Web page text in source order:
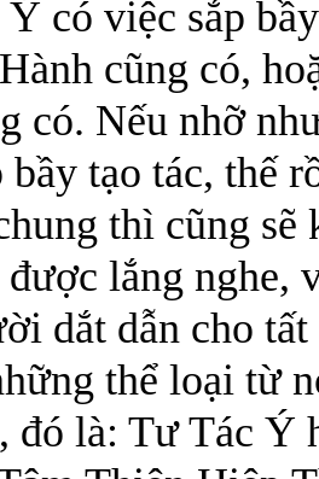
có việc sắp
cũng có,
có. Nếu nhỡ
bầy tạo tác, thế
thì cũng
lắng nghe,
dắt dẫn cho
thể loại từ
đó là: Tư Tác Ý